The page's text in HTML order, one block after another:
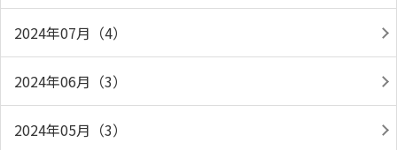
2024年07月（4）
2024年06月（3）
2024年05月（3）